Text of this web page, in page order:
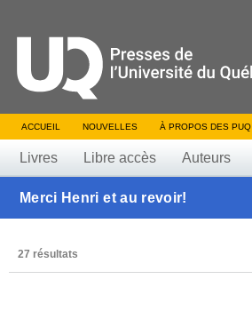
ACCUEIL NOUVELLES À PROPOS DES PUQ
Livres Libre accès Auteurs
Merci Henri et au revoir!
27 résultats